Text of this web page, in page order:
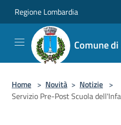
Regione Lombardia
Comune
Home > Novità > Notizie >
Servizio Pre-Post Scuola